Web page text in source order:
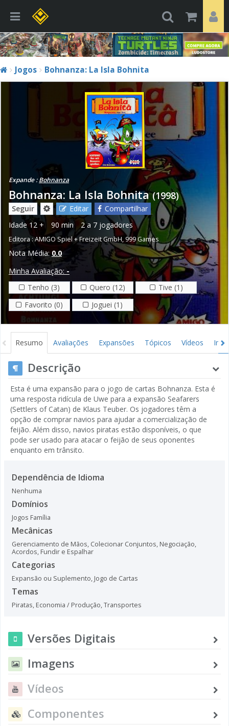
Jogos Bohnanza: La Isla Bohnita
Expande :Bohnanza
Bohnanza: La Isla Bohnita (1998)
Seguir Editar
Compartilhar
Idade 12 + 90 min 2 a 7 jogadores
Editora :AMIGO Spiel + Freizeit GmbH, 999 Games
Nota Média: 0.0
Minha Avaliação: -
Tenho (3)
Quero (12)
Tive (1)
Favorito (0)
Joguei (1)
Resumo Avaliações Expansões Tópicos Vídeos
Descrição
Esta é uma expansão para o jogo de cartas Bohnanza. Esta é
uma resposta ridícula de Uwe para a expansão Seafarers
(Settlers of Catan) de Klaus Teuber. Os jogadores têm a
opção de comprar navios para ajudar a comercialização de
feijão. Além disso, navios piratas estão disponíveis, o que
pode ser usado para atacar o feijão de seus oponentes
enquanto em trânsito.
Dependência de Idioma
Nenhuma
Domínios
Jogos Família
Mecânicas
Gerenciamento de Mãos, Colecionar Conjuntos, Negociação,
Acordos, Fundir e Espalhar
Categorias
Expansão ou Suplemento, Jogo de Cartas
Temas
Piratas, Economia / Produção,Transportes
Versões Digitais
Imagens
Vídeos
Componentes